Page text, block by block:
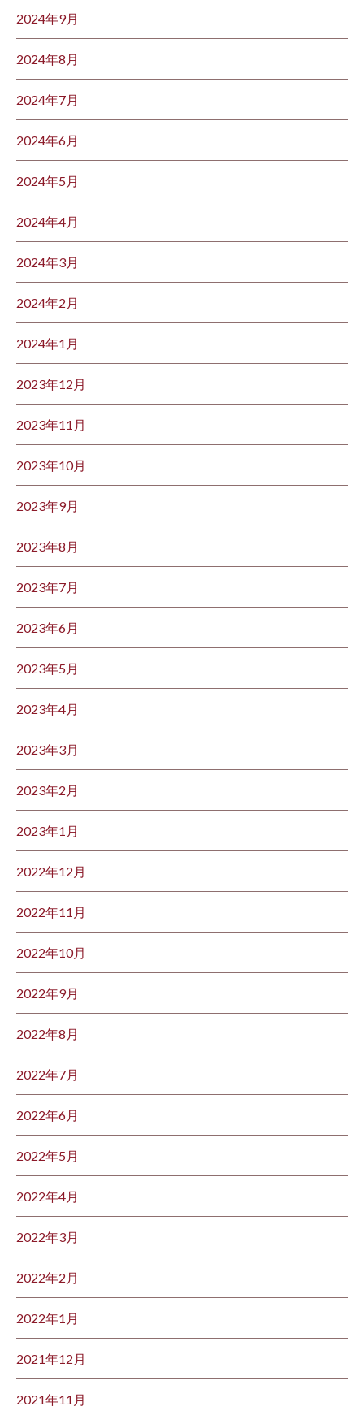
2024年9月
2024年8月
2024年7月
2024年6月
2024年5月
2024年4月
2024年3月
2024年2月
2024年1月
2023年12月
2023年11月
2023年10月
2023年9月
2023年8月
2023年7月
2023年6月
2023年5月
2023年4月
2023年3月
2023年2月
2023年1月
2022年12月
2022年11月
2022年10月
2022年9月
2022年8月
2022年7月
2022年6月
2022年5月
2022年4月
2022年3月
2022年2月
2022年1月
2021年12月
2021年11月